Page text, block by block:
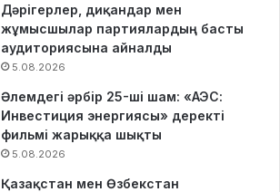
Дәрігерлер, диқандар мен
жұмысшылар партиялардың басты
аудиториясына айналды
5.08.2026
Әлемдегі әрбір 25-ші шам: «АЭС:
Инвестиция энергиясы» деректі
фильмі жарыққа шықты
5.08.2026
Қазақстан мен Өзбекстан